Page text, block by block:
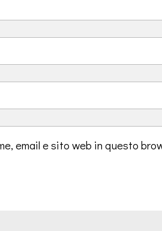
email e sito web in questo